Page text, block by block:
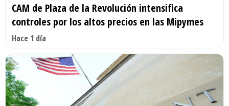
CAM de Plaza de la Revolución intensifica
controles por los altos precios en las Mipymes
Hace 1 día